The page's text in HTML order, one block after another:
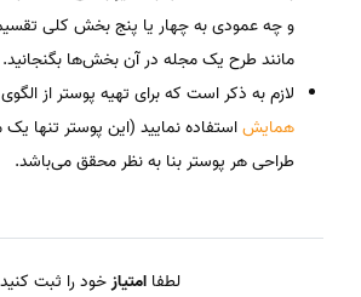
و چه عمودی به چهار یا پنج بخش کلی
مانند طرح یک مجله در آن بخش‌ها بگنجانید.
لازم به ذکر است که برای تهیه پوستر از
همایشاستفاده نمایید (این پوستر تنها
طراحی هر پوستر بنا به نظر محقق می‌باشد.
لطفاامتیازخود را ثبت کنید